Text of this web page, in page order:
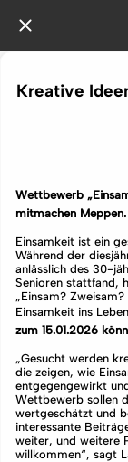
Kreative
Wettbewerb
mitmachen Meppen.
Einsamkeit ist ein
Während der
anlässlich des 30-
Senioren stattfand,
„Einsam?
Einsamkeit ins
zum 15.01.2026
„Gesucht werden
die zeigen, wie
entgegengewirkt
Wettbewerb sollen
wertgeschätzt und
interessante
weiter, und weitere
willkommen“, sagt